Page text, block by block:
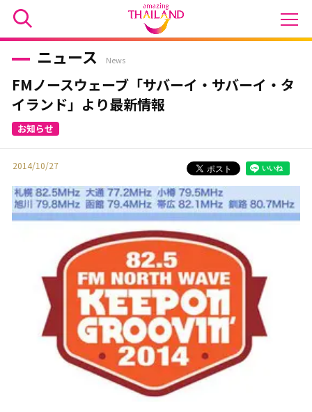
ニュース News
FMノースウェーブ「サバーイ・サバーイ・タ
イランド」より最新情報
2014/10/27